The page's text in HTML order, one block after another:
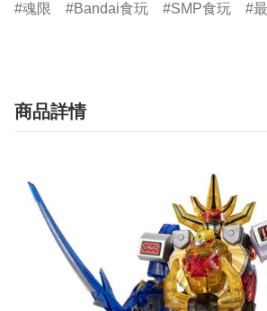
魂限 Bandai食玩 SMP食玩
商品詳情